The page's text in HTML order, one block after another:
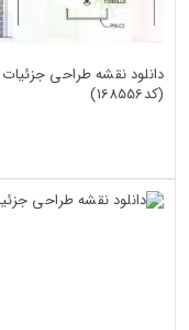
(کد168556)